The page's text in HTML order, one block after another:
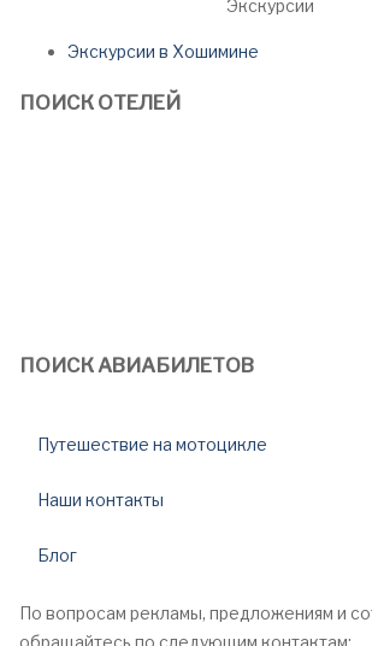
Экскурсии
Экскурсии в Хошимине
ПОИСК ОТЕЛЕЙ
ПОИСК АВИАБИЛЕТОВ
Путешествие на мотоцикле
Наши контакты
Блог
По вопросам рекламы, предложениям и
обращайтесь по следующим контактам: